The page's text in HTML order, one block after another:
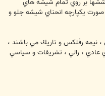
يكپارچه انحناي شيشه جلو و
نيمه رفلكس و تاريك مي باشند ،
عادي ، رالي ، تشريفات و سياسي